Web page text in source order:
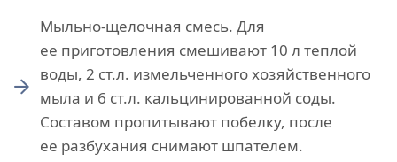
Мыльно-щелочная смесь. Для
ее приготовления смешивают 10 л теплой
воды, 2 ст.л. измельченного хозяйственного
мыла и 6 ст.л. кальцинированной соды.
Составом пропитывают побелку, после
ее разбухания снимают шпателем.